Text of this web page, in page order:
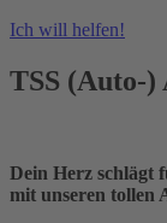
Ich will helfen!
TSS (Auto-)
Dein Herz schlägt
mit unseren tollen